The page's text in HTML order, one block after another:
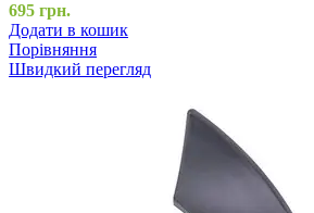
695 грн.
Додати в кошик
Порівняння
Швидкий перегляд